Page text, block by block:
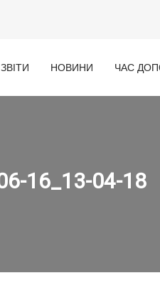
ЗВІТИ НОВИНИ ЧАС
16_13-04-18